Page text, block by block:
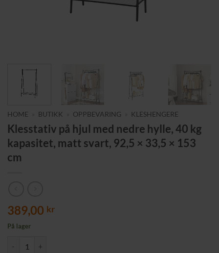
HOME BUTIKK OPPBEVARING KLESHENGERE
Klesstativ på hjul med nedre hylle, 40 kg
kapasitet, matt svart, 92,5 × 33,5 × 153
cm
389,00 kr
På lager